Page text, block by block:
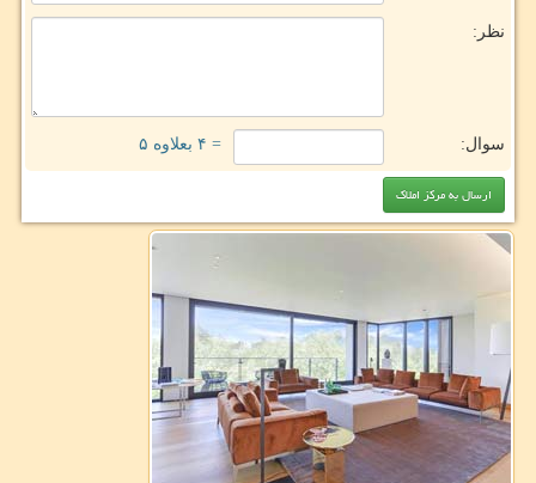
نظر:
سوال: = ۴ بعلاوه ۵